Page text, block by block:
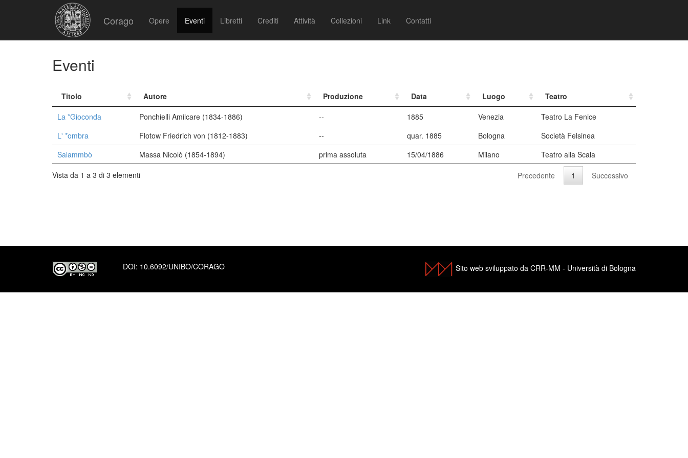
Corago Opere Eventi Libretti Crediti Attività Collezioni Link Contatti
Eventi
Titolo Autore Produzione Data Luogo
Teatro
La *Gioconda
Ponchielli Amilcare (1834-1886) -- 1885 Venezia
Teatro La Fenice
L' *ombra
Flotow Friedrich von (1812-1883) -- quar. 1885 Bologna
Società Felsinea
Salammbò
Massa Nicolò (1854-1894) prima assoluta 15/04/1886 Milano
Teatro alla Scala
Vista da 1 a 3 di 3 elementi
Precedente 1 Successivo
DOI: 10.6092/UNIBO/CORAGO Sito web sviluppato da CRR-MM - Università di Bologna